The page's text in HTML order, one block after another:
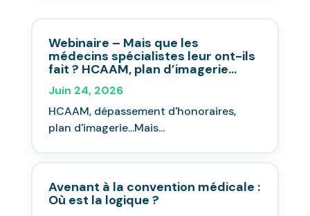
Webinaire – Mais que les
médecins spécialistes leur ont-ils
fait ? HCAAM, plan d’imagerie…
Juin 24, 2026
HCAAM, dépassement d'honoraires,
plan d'imagerie...Mais...
Avenant à la convention médicale :
Où est la logique ?